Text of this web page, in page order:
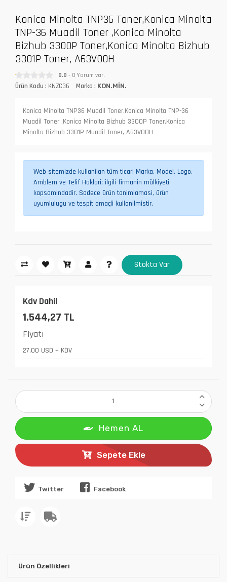
Konica Minolta TNP36 Toner,Konica Minolta
TNP-36 Muadil Toner ,Konica Minolta
Bizhub 3300P Toner,Konica Minolta Bizhub
3301P Toner, A63V00H
0.0 - 0 Yorum var.
Ürün Kodu : KNZC36 Marka : KON.MİN.
Konica Minolta TNP36 Muadil Toner,Konica Minolta TNP-36
Muadil Toner ,Konica Minolta Bizhub 3300P Toner,Konica
Minolta Bizhub 3301P Muadil Toner, A63V00H
Web sitemizde kullanilan tüm ticari Marka, Model, Logo,
Amblem ve Telif Haklari; ilgili firmanin mülkiyeti
kapsamindadir. Sadece ürün tanimlamasi, ürün
uyumlulugu ve tespit amaçli kullanilmistir.
Stokta Var
Kdv Dahil
1.544,27 TL
Fiyatı
27,00 USD + KDV
Hemen AL
Sepete Ekle
Twitter Facebook
Ürün Özellikleri